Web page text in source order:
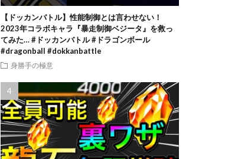
【ドッカンバトル】性能制御とは言わせない！
2023年コラボキャラ『暴走制御ベジータ』を救っ
てみた… #ドッカンバトル #ドラゴンボール
#dragonball #dokkanbattle
身勝手の極意